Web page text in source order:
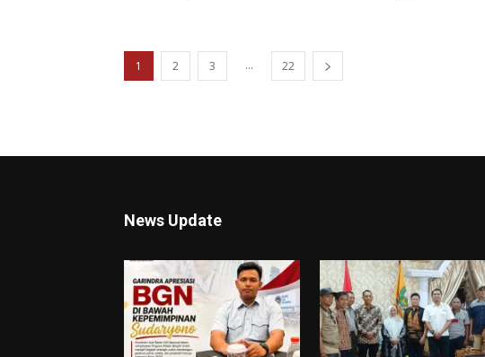
1 2 3 ... 22
News Update